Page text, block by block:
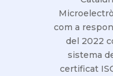
com a
del 2022
sistema
certificat